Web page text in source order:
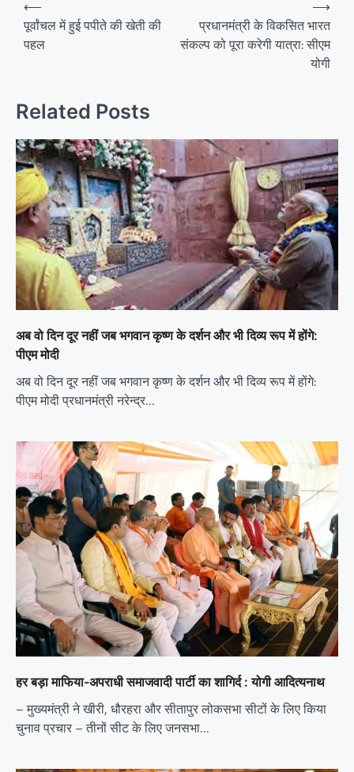
navigation
⟵
पूर्वांचल में हुई पपीते की खेती की
पहल
प्रधानमंत्री के विकसित भारत
संकल्प को पूरा करेगी यात्रा: सीएम
योगी
⟶
Related Posts
अब वो दिन दूर नहीं जब भगवान कृष्ण के दर्शन और भी दिव्य रूप में होंगे:
पीएम मोदी
अब वो दिन दूर नहीं जब भगवान कृष्ण के दर्शन और भी दिव्य रूप में होंगे:
पीएम मोदी प्रधानमंत्री नरेन्द्र…
हर बड़ा माफिया-अपराधी समाजवादी पार्टी का शागिर्द : योगी आदित्यनाथ
– मुख्यमंत्री ने खीरी, धौरहरा और सीतापुर लोकसभा सीटों के लिए किया
चुनाव प्रचार – तीनों सीट के लिए जनसभा…